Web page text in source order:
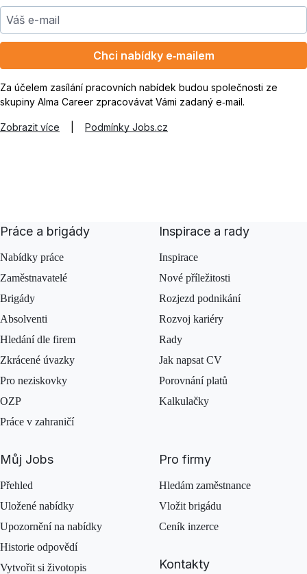
Váš e-mail
Chci nabídky e‑mailem
Za účelem zasílání pracovních nabídek budou společnosti ze
skupiny Alma Career zpracovávat Vámi zadaný e‑mail.
Zobrazit více Podmínky Jobs.cz
Práce a brigády
Nabídky práce
Zaměstnavatelé
Brigády
Absolventi
Hledání dle firem
Zkrácené úvazky
Pro neziskovky
OZP
Práce v zahraničí
Inspirace a rady
Inspirace
Nové příležitosti
Rozjezd podnikání
Rozvoj kariéry
Rady
Jak napsat CV
Porovnání platů
Kalkulačky
Můj Jobs
Přehled
Uložené nabídky
Upozornění na nabídky
Historie odpovědí
Vytvořit si životopis
Pro firmy
Hledám zaměstnance
Vložit brigádu
Ceník inzerce
Kontakty